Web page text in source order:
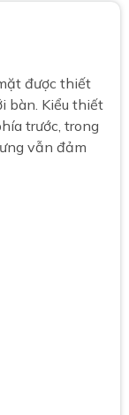
được thiết
bàn. Kiểu thiết
trước, trong
vẫn đảm